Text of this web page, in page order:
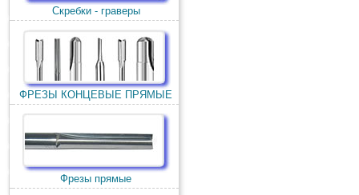
Скребки - граверы
ФРЕЗЫ КОНЦЕВЫЕ ПРЯМЫЕ
Фрезы прямые